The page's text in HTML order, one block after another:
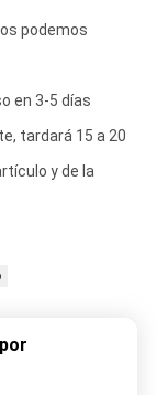
podemos
en 3-5 días
tardará 15 a 20
y de la